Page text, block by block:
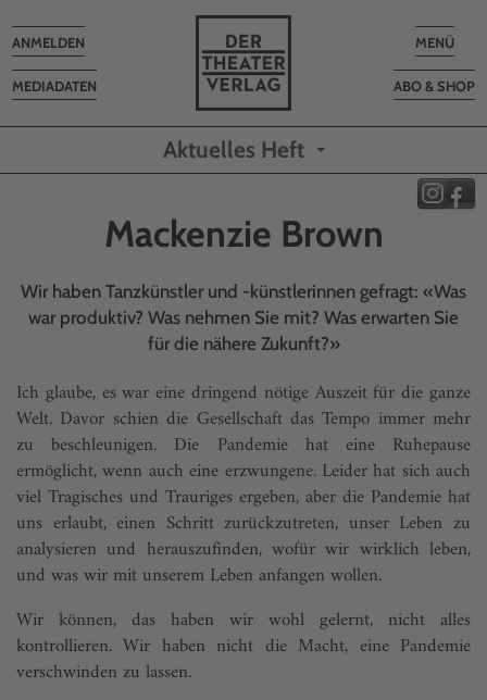
Toggle
MENÜ
ABO & SHOP
MEDIADATEN
Toggle
navigation
ANMELDEN
Aktuelles Heft
Mackenzie Brown
Wir haben Tanzkünstler und -künstlerinnen gefragt: «Was
war produktiv? Was nehmen Sie mit? Was erwarten Sie
für die nähere Zukunft?»
Ich glaube, es war eine dringend nötige Auszeit für die ganze
Welt. Davor schien die Gesellschaft das Tempo immer mehr
zu beschleunigen. Die Pandemie hat eine Ruhepause
ermöglicht, wenn auch eine erzwungene. Leider hat sich auch
viel Tragisches und Trauriges ergeben, aber die Pandemie hat
uns erlaubt, einen Schritt zurückzutreten, unser Leben zu
analysieren und herauszufinden, wofür wir wirklich leben,
und was wir mit unserem Leben anfangen wollen.
Wir können, das haben wir wohl gelernt, nicht alles
kontrollieren. Wir haben nicht die Macht, eine Pandemie
verschwinden zu lassen.